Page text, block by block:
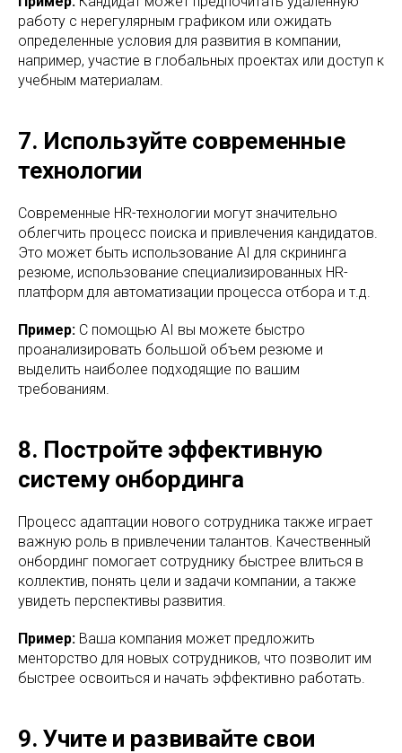
работу с нерегулярным графиком или ожидать
определенные условия для развития в компании,
например, участие в глобальных проектах или доступ к
учебным материалам.
7. Используйте современные
технологии
Современные HR-технологии могут значительно
облегчить процесс поиска и привлечения кандидатов.
Это может быть использование AI для скрининга
резюме, использование специализированных HR-
платформ для автоматизации процесса отбора и т.д.
Пример: С помощью AI вы можете быстро
проанализировать большой объем резюме и
выделить наиболее подходящие по вашим
требованиям.
8. Постройте эффективную
систему онбординга
Процесс адаптации нового сотрудника также играет
важную роль в привлечении талантов. Качественный
онбординг помогает сотруднику быстрее влиться в
коллектив, понять цели и задачи компании, а также
увидеть перспективы развития.
Пример: Ваша компания может предложить
менторство для новых сотрудников, что позволит им
быстрее освоиться и начать эффективно работать.
9. Учите и развивайте свои